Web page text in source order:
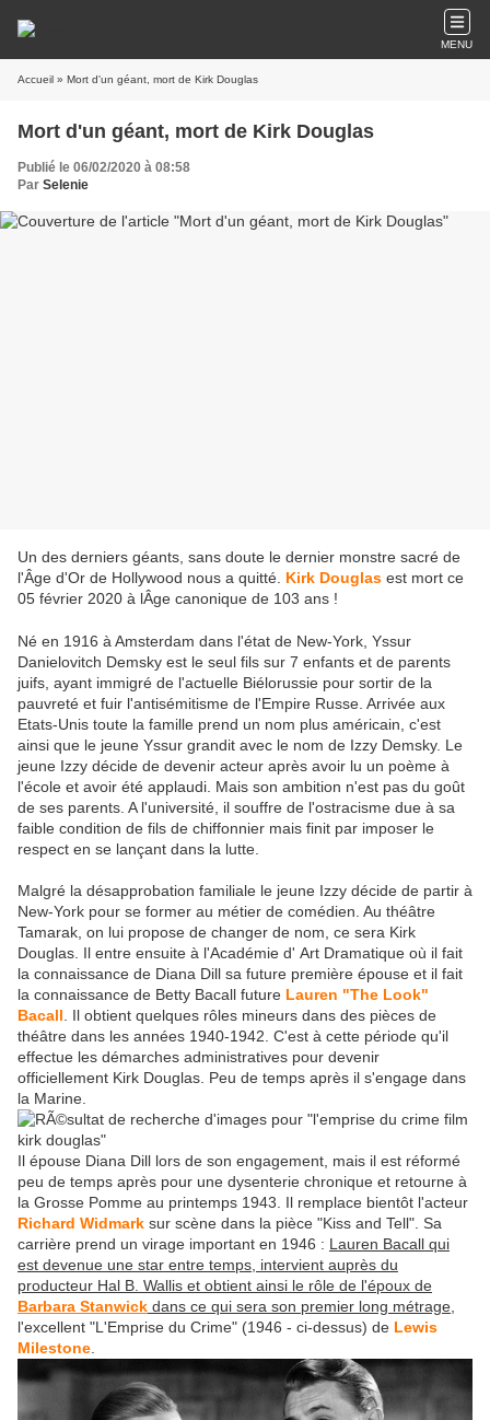
MENU
Accueil » Mort d'un géant, mort de Kirk Douglas
Mort d'un géant, mort de Kirk Douglas
Publié le 06/02/2020 à 08:58
Par Selenie
Un des derniers géants, sans doute le dernier monstre sacré de
l'Âge d'Or de Hollywood nous a quitté. Kirk Douglas est mort ce
05 février 2020 à lÂge canonique de 103 ans !
Né en 1916 à Amsterdam dans l'état de New-York, Yssur
Danielovitch Demsky est le seul fils sur 7 enfants et de parents
juifs, ayant immigré de l'actuelle Biélorussie pour sortir de la
pauvreté et fuir l'antisémitisme de l'Empire Russe. Arrivée aux
Etats-Unis toute la famille prend un nom plus américain, c'est
ainsi que le jeune Yssur grandit avec le nom de Izzy Demsky. Le
jeune Izzy décide de devenir acteur après avoir lu un poème à
l'école et avoir été applaudi. Mais son ambition n'est pas du goût
de ses parents. A l'université, il souffre de l'ostracisme due à sa
faible condition de fils de chiffonnier mais finit par imposer le
respect en se lançant dans la lutte.
Malgré la désapprobation familiale le jeune Izzy décide de partir à
New-York pour se former au métier de comédien. Au théâtre
Tamarak, on lui propose de changer de nom, ce sera Kirk
Douglas. Il entre ensuite à l'Académie d' Art Dramatique où il fait
la connaissance de Diana Dill sa future première épouse et il fait
la connaissance de Betty Bacall future Lauren "The Look"
Bacall . Il obtient quelques rôles mineurs dans des pièces de
théâtre dans les années 1940-1942. C'est à cette période qu'il
effectue les démarches administratives pour devenir
officiellement Kirk Douglas. Peu de temps après il s'engage dans
la Marine.
Il épouse Diana Dill lors de son engagement, mais il est réformé
peu de temps après pour une dysenterie chronique et retourne à
la Grosse Pomme au printemps 1943. Il remplace bientôt l'acteur
Richard Widmark sur scène dans la pièce "Kiss and Tell". Sa
carrière prend un virage important en 1946 : Lauren Bacall qui
est devenue une star entre temps, intervient auprès du
producteur Hal B. Wallis et obtient ainsi le rôle de l'époux de
Barbara Stanwick dans ce qui sera son premier long métrage
l'excellent "L'Emprise du Crime" (1946 - ci-dessus) de Lewis
Milestone